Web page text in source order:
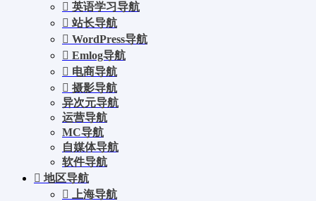
英语学习导航
站长导航
WordPress导航
Emlog导航
电商导航
摄影导航
异次元导航
运营导航
MC导航
自媒体导航
软件导航
地区导航
上海导航